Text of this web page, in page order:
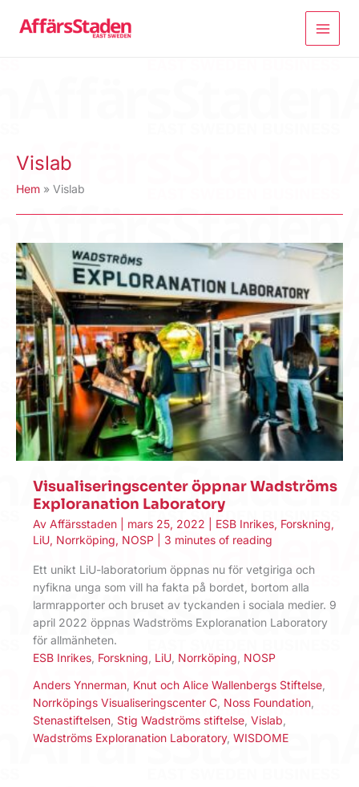
Vislab
Hem Vislab
Visualiseringscenter öppnar Wadströms
Exploranation Laboratory
Av Affärsstaden mars 25, 2022 ESB Inrikes, Forskning,
LiU, Norrköping, NOSP 3 minutes of reading
Ett unikt LiU-laboratorium öppnas nu för vetgiriga och
nyfikna unga som vill ha fakta på bordet, bortom alla
larmrapporter och bruset av tyckanden i sociala medier. 9
april 2022 öppnas Wadströms Exploranation Laboratory
för allmänheten.
ESB Inrikes Forskning LiU Norrköping NOSP
Anders Ynnerman Knut och Alice Wallenbergs Stiftelse
Norrköpings Visualiseringscenter C Noss Foundation
Stenastiftelsen Stig Wadströms stiftelse Vislab
Wadströms Exploranation Laboratory, WISDOME